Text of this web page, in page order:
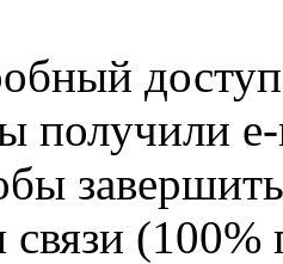
доступ
получили
(100%